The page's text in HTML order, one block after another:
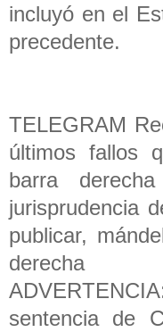
incluyó en el
precedente.
TELEGRAM
últimos fallos
barra
jurisprudencia
publicar,
derecha
sentencia de